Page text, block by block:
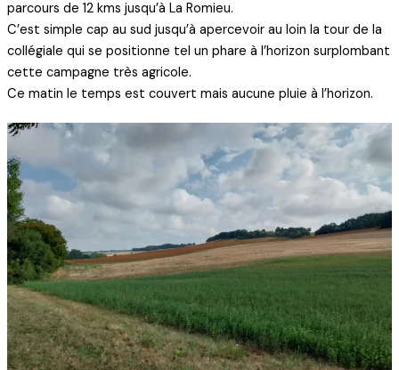
parcours de 12 kms jusqu’à La Romieu.
C’est simple cap au sud jusqu’à apercevoir au loin la tour de la
collégiale qui se positionne tel un phare à l’horizon surplombant
cette campagne très agricole.
Ce matin le temps est couvert mais aucune pluie à l’horizon.